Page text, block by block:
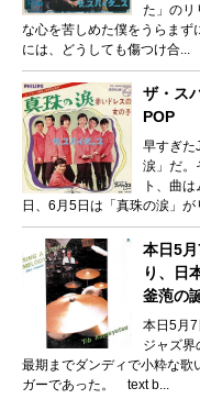
た」のリ
な心を苦しめた僕をうらまず
には、どうしても傷つけ合...
ザ・ス
POP
早すぎた
涙」だ。
ト、曲
日、6月5日は「真珠の涙」が
本日5
り、日
釜萢の
本日5月
ジャズ界
最期までダンディで小粋な歌
ガーであった。 text b...